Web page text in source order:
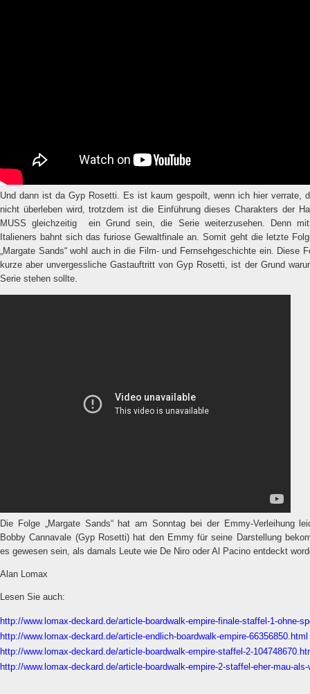
Und dann ist da Gyp Rosetti. Es ist kaum gespoilt, wenn ich hier verrate,
nicht überleben wird, trotzdem ist die Einführung dieses Charakters der
MUSS gleichzeitig
ein Grund sein, die Serie weiterzusehen. Denn
Italieners bahnt sich das furiose Gewaltfinale an. Somit geht die letzte
„Margate Sands“ wohl auch in die Film- und Fernsehgeschichte ein. Diese
kurze aber unvergessliche Gastauftritt von Gyp Rosetti, ist der Grund
Serie stehen sollte.
Die Folge „Margate Sands“ hat am Sonntag bei der Emmy-Verleihung
Bobby Cannavale (Gyp Rosetti) hat den Emmy für seine Darstellung
es gewesen sein, als damals Leute wie De Niro oder Al Pacino entdeckt
Alan Lomax
Lesen Sie auch:
http://www.lomax-deckard.de/article-boardwalk-empire-finale-staffel-1-ohne-
http://www.lomax-deckard.de/article-endlich-boardwalk-empire-66356850.html
http://www.lomax-deckard.de/article-boardwalk-empire-staffel-2-
http://www.lomax-deckard.de/article-boardwalk-empire-2-staffel-eher-mau-